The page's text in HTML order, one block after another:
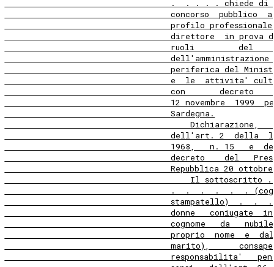
.  . . . . chiede di
concorso  pubblico
profilo
direttore  in prova
ruoli         del
dell'amministrazione
periferica del
e  le  attivita'
con       decreto
12 novembre  1999
                                  Sardegna.
Dichiarazione,
dell'art. 2  della
1968,   n. 15   e
decreto    del
Repubblica 20
Il sottoscritto
.  .  .  .  .  .
stampatello)  .  .
donne   coniugate
cognome   da
proprio  nome  e
marito),
responsabilita'